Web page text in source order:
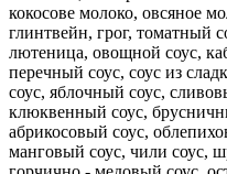
кокосове молоко, овсяное
глинтвейн, грог, томатный
лютеница, овощной соус,
перечный соус, соус из
соус, яблочный соус,
клюквенный соус,
абрикосовый соус,
манговый соус, чили соус,